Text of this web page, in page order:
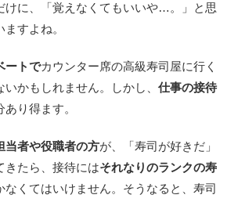
けに、「覚えなくてもいいや…。」と思
すよね。
ートでカウンター席の高級寿司屋に行く
かもしれません。しかし、 仕事の接待
あり得ます。
当者や役職者の方が、「寿司が好きだ」
きたら、接待にはそれなりのランクの寿
なくてはいけません。そうなると、寿司